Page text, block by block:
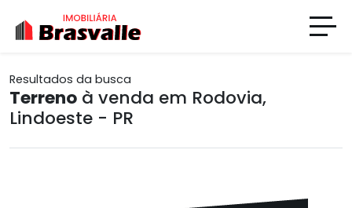
Resultados da busca
Terreno à venda em Rodovia,
Lindoeste - PR